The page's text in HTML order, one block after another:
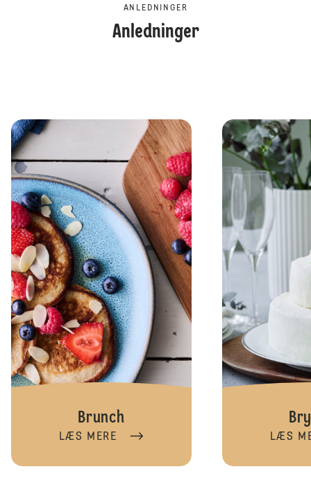
ANLEDNINGER
Anledninger
Brunch
LÆS MERE LÆS